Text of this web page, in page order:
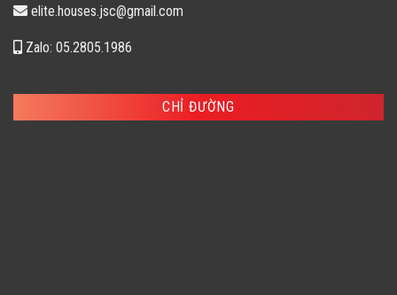
elite.houses.jsc@gmail.com
Zalo: 05.2805.1986
CHỈ ĐƯỜNG